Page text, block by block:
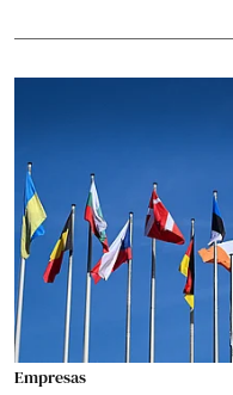
Empresas